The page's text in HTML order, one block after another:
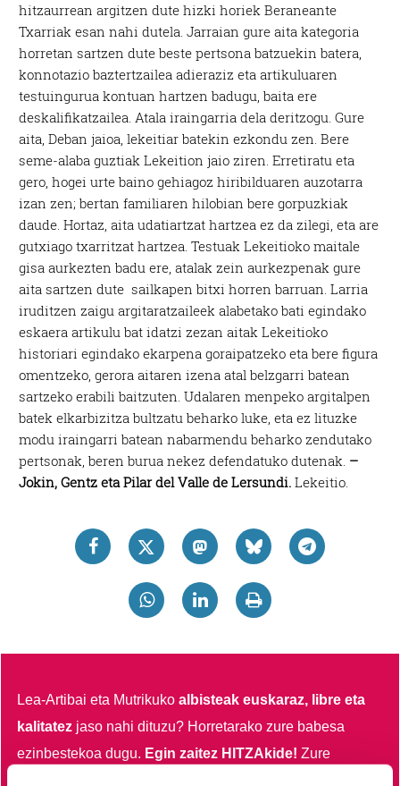
hitzaurrean argitzen dute hizki horiek Beraneante
Txarriak esan nahi dutela. Jarraian gure aita kategoria
horretan sartzen dute beste pertsona batzuekin batera,
konnotazio baztertzailea adieraziz eta artikuluaren
testuingurua kontuan hartzen badugu, baita ere
deskalifikatzailea. Atala iraingarria dela deritzogu. Gure
aita, Deban jaioa, lekeitiar batekin ezkondu zen. Bere
seme-alaba guztiak Lekeition jaio ziren. Erretiratu eta
gero, hogei urte baino gehiagoz hiribilduaren auzotarra
izan zen; bertan familiaren hilobian bere gorpuzkiak
daude. Hortaz, aita udatiartzat hartzea ez da zilegi, eta are
gutxiago txarritzat hartzea. Testuak Lekeitioko maitale
gisa aurkezten badu ere, atalak zein aurkezpenak gure
aita sartzen dute sailkapen bitxi horren barruan. Larria
iruditzen zaigu argitaratzaileek alabetako bati egindako
eskaera artikulu bat idatzi zezan aitak Lekeitioko
historiari egindako ekarpena goraipatzeko eta bere figura
omentzeko, gerora aitaren izena atal belzgarri batean
sartzeko erabili baitzuten. Udalaren menpeko argitalpen
batek elkarbizitza bultzatu beharko luke, eta ez lituzke
modu iraingarri batean nabarmendu beharko zendutako
pertsonak, beren burua nekez defendatuko dutenak. –
Jokin, Gentz eta Pilar del Valle de Lersundi. Lekeitio.
Lea-Artibai eta Mutrikukoalbisteak euskaraz, libre eta
kalitatez jaso nahi dituzu? Horretarako zure babesa
ezinbestekoa dugu. Egin zaitez HITZAkide!Zure